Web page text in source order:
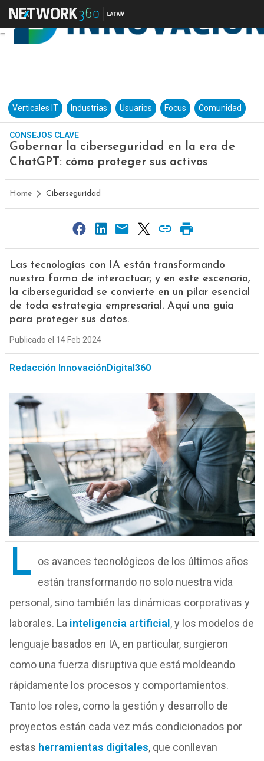
Verticales IT Industrias Usuarios Focus Comunidad
CONSEJOS CLAVE
Gobernar la ciberseguridad en la era de
ChatGPT: cómo proteger sus activos
Home Ciberseguridad
Las tecnologías con IA están transformando
nuestra forma de interactuar; y en este escenario,
la ciberseguridad se convierte en un pilar esencial
de toda estrategia empresarial. Aquí una guía
para proteger sus datos.
Publicado el 14 Feb 2024
Redacción InnovaciónDigital360
L os avances tecnológicos de los últimos años
están transformando no solo nuestra vida
personal, sino también las dinámicas corporativas y
laborales. La inteligencia artificial , y los modelos de
lenguaje basados en IA, en particular, surgieron
como una fuerza disruptiva que está moldeando
rápidamente los procesos y comportamientos.
Tanto los roles, como la gestión y desarrollo de
proyectos están cada vez más condicionados por
estas herramientas digitales, que conllevan